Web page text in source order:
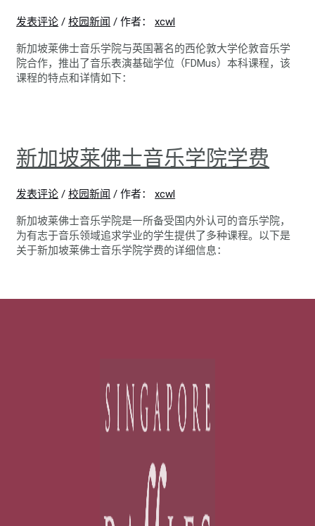
发表评论 /校园新闻 / 作者： xcwl
新加坡莱佛士音乐学院与英国著名的西伦敦大学伦敦音乐学
院合作，推出了音乐表演基础学位（FDMus）本科课程，该
课程的特点和详情如下：
新加坡莱佛士音乐学院学费
发表评论 /校园新闻 / 作者： xcwl
新加坡莱佛士音乐学院是一所备受国内外认可的音乐学院，
为有志于音乐领域追求学业的学生提供了多种课程。以下是
关于新加坡莱佛士音乐学院学费的详细信息：